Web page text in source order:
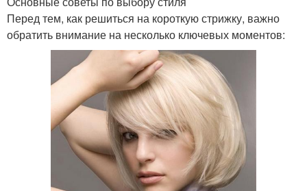
Перед тем, как решиться на короткую стрижку, важно
обратить внимание на несколько ключевых моментов: